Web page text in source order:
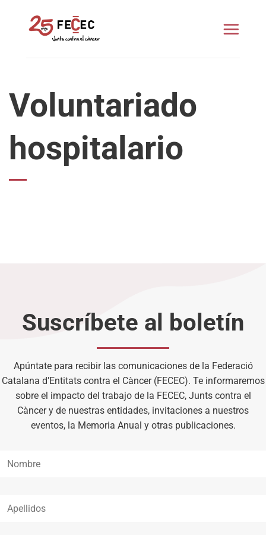
contenido
Voluntariado
hospitalario
Suscríbete al boletín
Apúntate para recibir las comunicaciones de la Federació
Catalana d’Entitats contra el Càncer (FECEC). Te informaremos
sobre el impacto del trabajo de la FECEC, Junts contra el
Càncer y de nuestras entidades, invitaciones a nuestros
eventos, la Memoria Anual y otras publicaciones.